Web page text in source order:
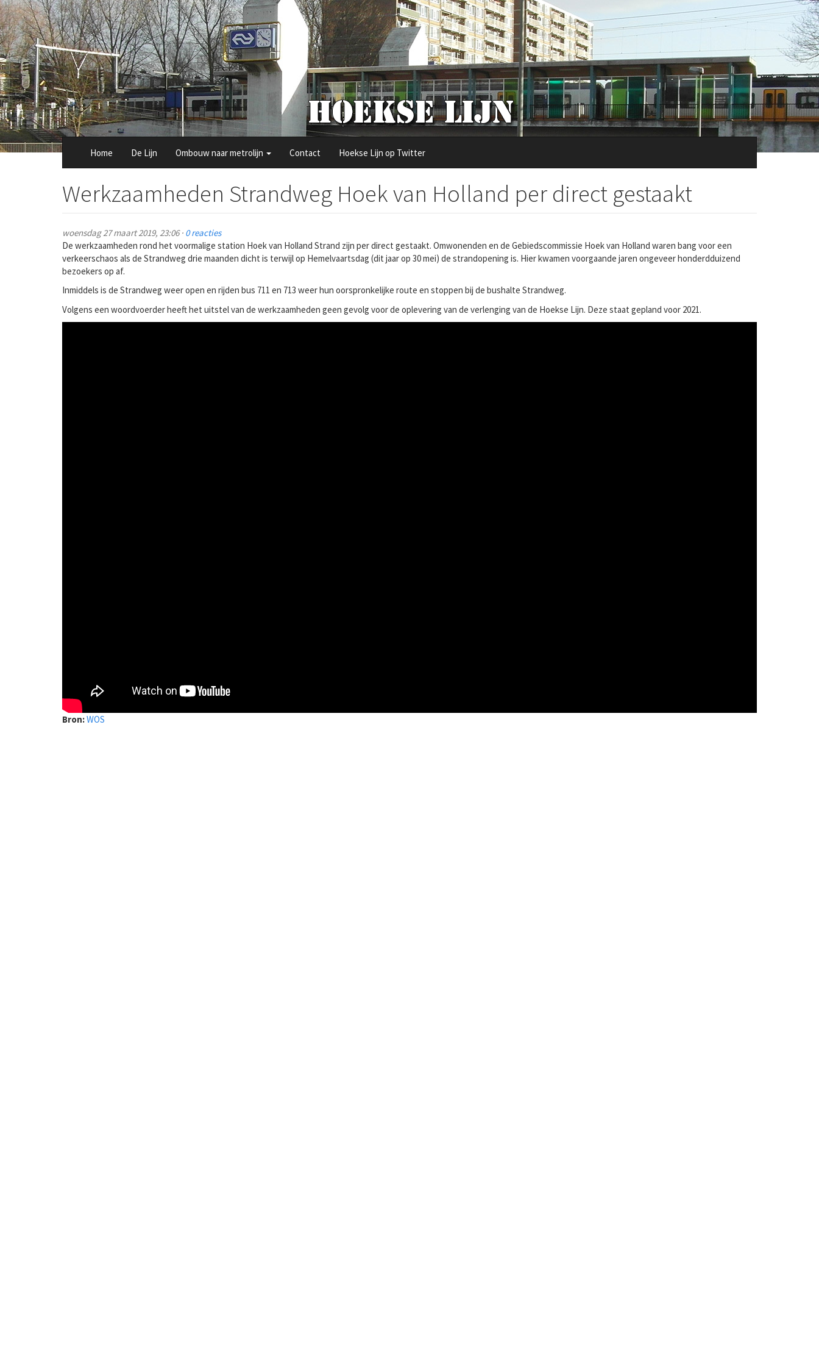
Overslaan
en
naar
de
inhoud
gaan
Home De Lijn Ombouw naar metrolijn Contact Hoekse Lijn op Twitter
Werkzaamheden Strandweg Hoek van Holland per direct gestaakt
woensdag 27 maart 2019, 23:06 · 0 reacties
De werkzaamheden rond het voormalige station Hoek van Holland Strand zijn per direct gestaakt. Omwonenden en de Gebiedscommissie Hoek van Holland waren bang voor een
verkeerschaos als de Strandweg drie maanden dicht is terwijl op Hemelvaartsdag (dit jaar op 30 mei) de strandopening is. Hier kwamen voorgaande jaren ongeveer honderdduizend
bezoekers op af.
Inmiddels is de Strandweg weer open en rijden bus 711 en 713 weer hun oorspronkelijke route en stoppen bij de bushalte Strandweg.
Volgens een woordvoerder heeft het uitstel van de werkzaamheden geen gevolg voor de oplevering van de verlenging van de Hoekse Lijn. Deze staat gepland voor 2021.
Bron:WOS